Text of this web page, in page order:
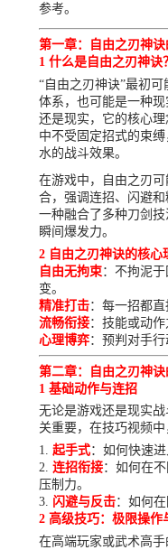
参考。
第一章：自由之刃神
1 什么是自由之刃神诀？
“自由之刃神诀”最初
体系，也可能是一种
还是现实，它的核心
中不受固定招式的束
水的战斗效果。
在游戏中，自由之刃
合，强调连招、闪避
一种融合了多种刀剑
瞬间爆发力。
2 自由之刃神诀的核心
自由无拘束：不拘泥
变。
精准打击：每一招都直
流畅衔接：技能或动作
心理博弈：预判对手行
第二章：自由之刃神
1 基础动作与连招
无论是游戏还是现实
关重要，在技巧视频中
起手式：如何快速进
连招衔接：如何在
压制力。
闪避与反击：如何在
2 高级技巧：极限操作
在高端玩家或武术高